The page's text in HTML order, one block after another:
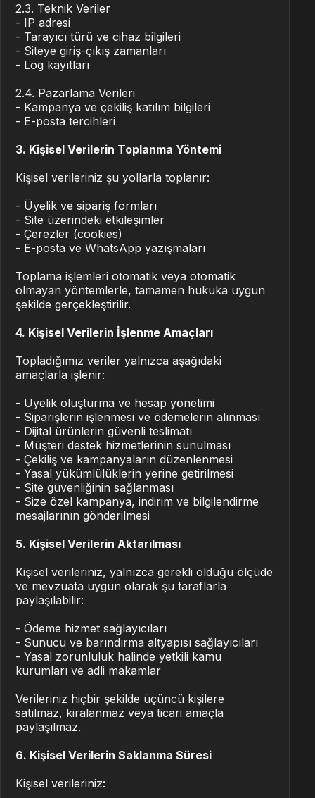
2.3. Teknik Veriler
- IP adresi
- Tarayıcı türü ve cihaz bilgileri
- Siteye giriş-çıkış zamanları
- Log kayıtları
2.4. Pazarlama Verileri
- Kampanya ve çekiliş katılım bilgileri
- E-posta tercihleri
3. Kişisel Verilerin Toplanma Yöntemi
Kişisel verileriniz şu yollarla toplanır:
- Üyelik ve sipariş formları
- Site üzerindeki etkileşimler
- Çerezler (cookies)
- E-posta ve WhatsApp yazışmaları
Toplama işlemleri otomatik veya otomatik
olmayan yöntemlerle, tamamen hukuka uygun
şekilde gerçekleştirilir.
4. Kişisel Verilerin İşlenme Amaçları
Topladığımız veriler yalnızca aşağıdaki
amaçlarla işlenir:
- Üyelik oluşturma ve hesap yönetimi
- Siparişlerin işlenmesi ve ödemelerin alınması
- Dijital ürünlerin güvenli teslimatı
- Müşteri destek hizmetlerinin sunulması
- Çekiliş ve kampanyaların düzenlenmesi
- Yasal yükümlülüklerin yerine getirilmesi
- Site güvenliğinin sağlanması
- Size özel kampanya, indirim ve bilgilendirme
mesajlarının gönderilmesi
5. Kişisel Verilerin Aktarılması
Kişisel verileriniz, yalnızca gerekli olduğu ölçüde
ve mevzuata uygun olarak şu taraflarla
paylaşılabilir:
- Ödeme hizmet sağlayıcıları
- Sunucu ve barındırma altyapısı sağlayıcıları
- Yasal zorunluluk halinde yetkili kamu
kurumları ve adli makamlar
Verileriniz hiçbir şekilde üçüncü kişilere
satılmaz, kiralanmaz veya ticari amaçla
paylaşılmaz.
6. Kişisel Verilerin Saklanma Süresi
Kişisel verileriniz: